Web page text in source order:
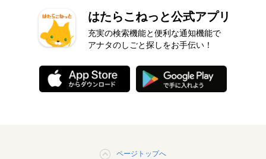
はたらこねっと公式アプリ
充実の検索機能と便利な通知機能で
アナタのしごと探しをお手伝い！
ページトップへ